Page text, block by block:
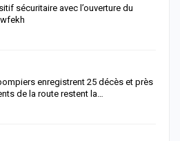
sécuritaire avec l’ouverture du
enregistrent 25 décès et près
de la route restent la…